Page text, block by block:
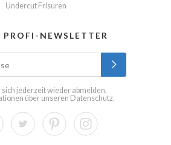
Undercut Frisuren
PROFI-NEWSLETTER
sich jederzeit wieder abmelden.
über unseren Datenschutz.